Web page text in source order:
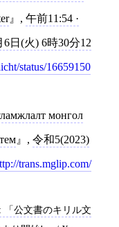
, 午前11:54 ·
日(火) 6時30分12
status/16659150
монгол
, 令和5(2023)
trans.mglip.com/
公文書のキリル文